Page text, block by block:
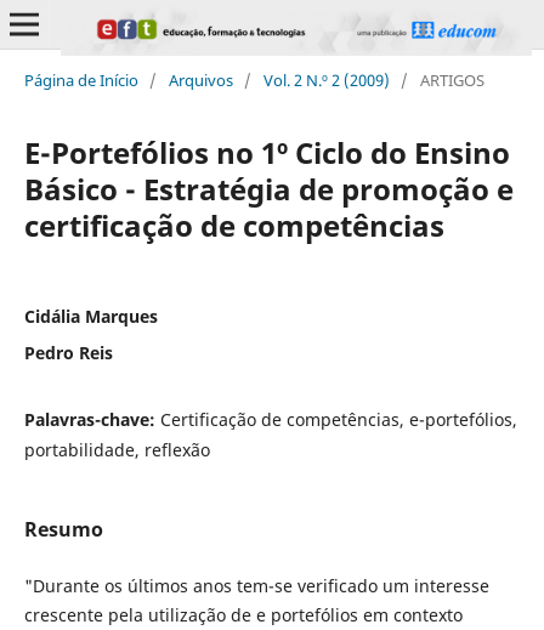
Página de Início / Arquivos / Vol. 2 N.º 2 (2009) / ARTIGOS
E-Portefólios no 1º Ciclo do Ensino
Básico - Estratégia de promoção e
certificação de competências
Cidália Marques
Pedro Reis
Palavras-chave: Certificação de competências, e-portefólios,
portabilidade, reflexão
Resumo
"Durante os últimos anos tem-se verificado um interesse
crescente pela utilização de e portefólios em contexto